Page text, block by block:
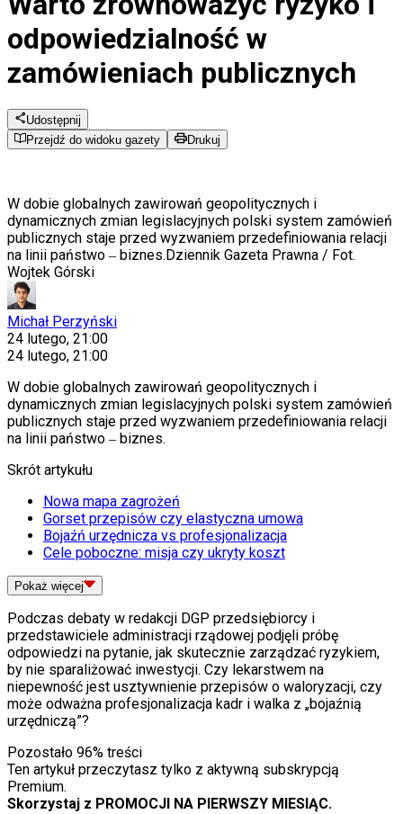
odpowiedzialność w
zamówieniach publicznych
Udostępnij
Przejdź do widoku gazety
Drukuj
W dobie globalnych zawirowań geopolitycznych i
dynamicznych zmian legislacyjnych polski system zamówień
publicznych staje przed wyzwaniem przedefiniowania relacji
na linii państwo ‒ biznes.Dziennik Gazeta Prawna / Fot.
Wojtek Górski
Michał Perzyński
24 lutego, 21:00
24 lutego, 21:00
W dobie globalnych zawirowań geopolitycznych i
dynamicznych zmian legislacyjnych polski system zamówień
publicznych staje przed wyzwaniem przedefiniowania relacji
na linii państwo ‒ biznes.
Skrót artykułu
Nowa mapa zagrożeń
Gorset przepisów czy elastyczna umowa
Bojaźń urzędnicza vs profesjonalizacja
Cele poboczne: misja czy ukryty koszt
Pokaż więcej
Podczas debaty w redakcji DGP przedsiębiorcy i
przedstawiciele administracji rządowej podjęli próbę
odpowiedzi na pytanie, jak skutecznie zarządzać ryzykiem,
by nie sparaliżować inwestycji. Czy lekarstwem na
niepewność jest usztywnienie przepisów o waloryzacji, czy
może odważna profesjonalizacja kadr i walka z „bojaźnią
urzędniczą”?
Pozostało 96% treści
Ten artykuł przeczytasz tylko z aktywną subskrypcją
Premium.
Skorzystaj z PROMOCJI NA PIERWSZY MIESIĄC.